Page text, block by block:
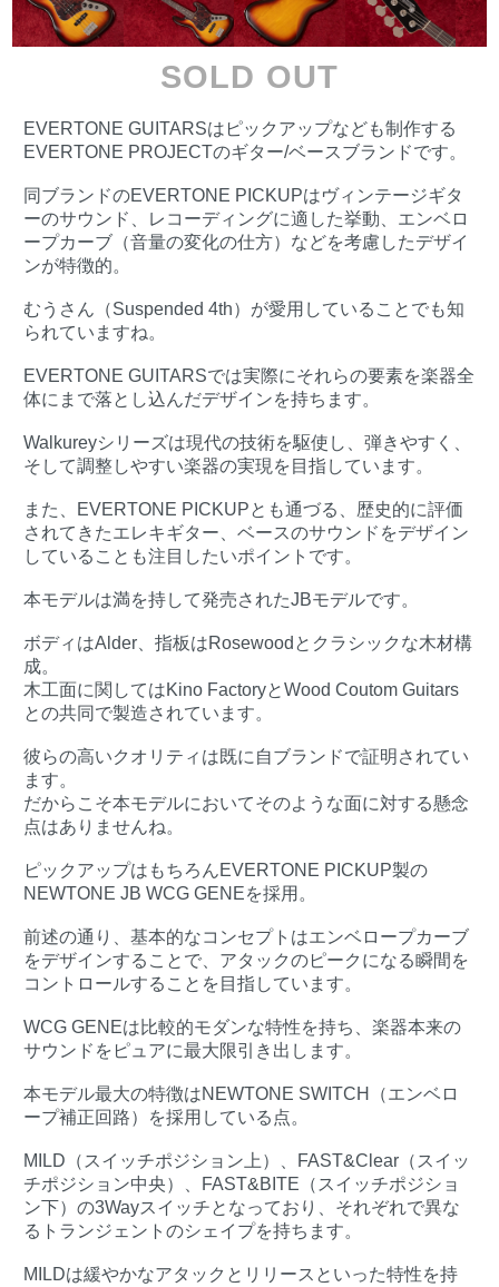
SOLD OUT
EVERTONE GUITARSはピックアップなども制作する
EVERTONE PROJECTのギター/ベースブランドです。
同ブランドのEVERTONE PICKUPはヴィンテージギタ
ーのサウンド、レコーディングに適した挙動、エンベロ
ープカーブ（音量の変化の仕方）などを考慮したデザイ
ンが特徴的。
むうさん（Suspended 4th）が愛用していることでも知
られていますね。
EVERTONE GUITARSでは実際にそれらの要素を楽器全
体にまで落とし込んだデザインを持ちます。
Walkureyシリーズは現代の技術を駆使し、弾きやすく、
そして調整しやすい楽器の実現を目指しています。
また、EVERTONE PICKUPとも通づる、歴史的に評価
されてきたエレキギター、ベースのサウンドをデザイン
していることも注目したいポイントです。
本モデルは満を持して発売されたJBモデルです。
ボディはAlder、指板はRosewoodとクラシックな木材構
成。
木工面に関してはKino FactoryとWood Coutom Guitars
との共同で製造されています。
彼らの高いクオリティは既に自ブランドで証明されてい
ます。
だからこそ本モデルにおいてそのような面に対する懸念
点はありませんね。
ピックアップはもちろんEVERTONE PICKUP製の
NEWTONE JB WCG GENEを採用。
前述の通り、基本的なコンセプトはエンベロープカーブ
をデザインすることで、アタックのピークになる瞬間を
コントロールすることを目指しています。
WCG GENEは比較的モダンな特性を持ち、楽器本来の
サウンドをピュアに最大限引き出します。
本モデル最大の特徴はNEWTONE SWITCH（エンベロ
ープ補正回路）を採用している点。
MILD（スイッチポジション上）、FAST&Clear（スイッ
チポジション中央）、FAST&BITE（スイッチポジショ
ン下）の3Wayスイッチとなっており、それぞれで異な
るトランジェントのシェイプを持ちます。
MILDは緩やかなアタックとリリースといった特性を持